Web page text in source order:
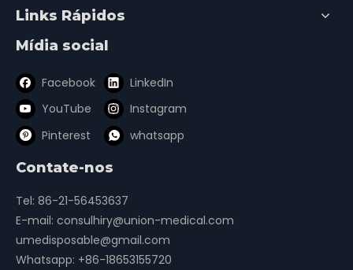
Links Rápidos
Mídia social
Facebook
LinkedIn
YouTube
Instagram
Pinterest
whatsapp
Contate-nos
Tel: 86-21-56453637
E-mail: consulhiry@union-medical.com
umedisposable@gmail.com
Whatsapp: +86-18653155720